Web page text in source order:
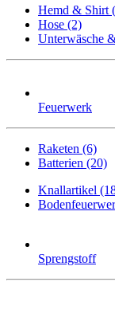
Hemd & Shirt
Hose (2)
Unterwäsche
Feuerwerk
Raketen (6)
Batterien (20)
Knallartikel
Sprengstoff